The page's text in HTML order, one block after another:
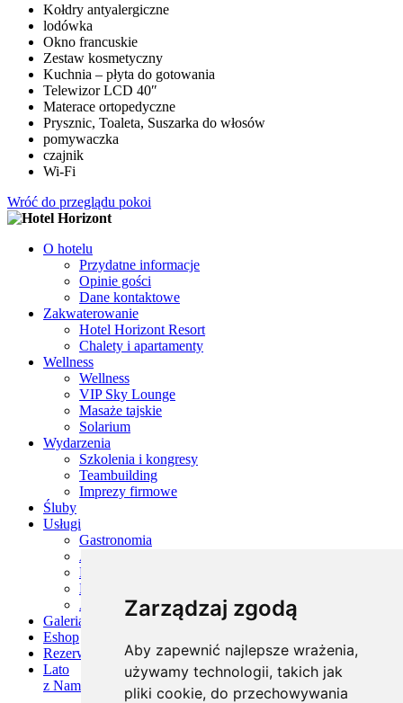
Zarządzaj zgodą
Aby zapewnić najlepsze wrażenia,
używamy technologii, takich jak
pliki cookie, do przechowywania
Kołdry antyalergiczne
lodówka
Okno francuskie
Zestaw kosmetyczny
Kuchnia – płyta do gotowania
Telewizor LCD 40″
Materace ortopedyczne
Prysznic, Toaleta, Suszarka do włosów
pomywaczka
czajnik
Wi-Fi
Wróć do przeglądu pokoi
O hotelu
Przydatne informacje
Opinie gości
Dane kontaktowe
Zakwaterowanie
Hotel Horizont Resort
Chalety i apartamenty
Wellness
Wellness
VIP Sky Lounge
Masaże tajskie
Solarium
Wydarzenia
Szkolenia i kongresy
Teambuilding
Imprezy firmowe
Śluby
Usługi
Gastronomia
Atrakcje dla dzieci
Boisko wielofunkcyjne
Kolarstwo i usługi sportowe
Atrakcje w okolicy
Galeria
Eshop
Rezerwacja
Lato
z Nami